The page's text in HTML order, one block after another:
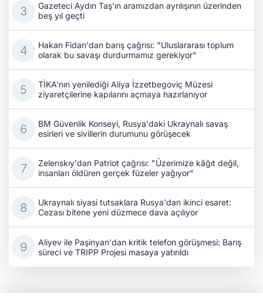
Gazeteci Aydın Taş'ın aramızdan ayrılışının üzerinden
beş yıl geçti
Hakan Fidan'dan barış çağrısı: "Uluslararası toplum
olarak bu savaşı durdurmamız gerekiyor"
TİKA'nın yenilediği Aliya İzzetbegoviç Müzesi
ziyaretçilerine kapılarını açmaya hazırlanıyor
BM Güvenlik Konseyi, Rusya'daki Ukraynalı savaş
esirleri ve sivillerin durumunu görüşecek
Zelenskıy'dan Patriot çağrısı: "Üzerimize kâğıt değil,
insanları öldüren gerçek füzeler yağıyor"
Ukraynalı siyasi tutsaklara Rusya'dan ikinci esaret:
Cezası bitene yeni düzmece dava açılıyor
Aliyev ile Paşinyan'dan kritik telefon görüşmesi: Barış
süreci ve TRIPP Projesi masaya yatırıldı